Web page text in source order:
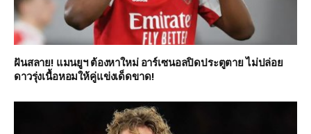
ฝันสลาย! แมนยูฯ ต้องหาใหม่ อาร์เซนอลปิดประตูตาย ไม่ปล่อย
ดาวรุ่งเนื้อหอมให้คู่แข่งเด็ดขาด!